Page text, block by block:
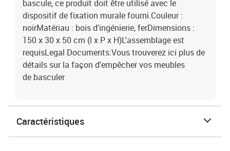
bascule, ce produit doit être utilisé avec le
dispositif de fixation murale fourni.Couleur :
noirMatériau : bois d'ingénierie, ferDimensions :
150 x 30 x 50 cm (l x P x H)L'assemblage est
requisLegal Documents:Vous trouverez ici plus de
détails sur la façon d'empêcher vos meubles
de basculer
Caractéristiques